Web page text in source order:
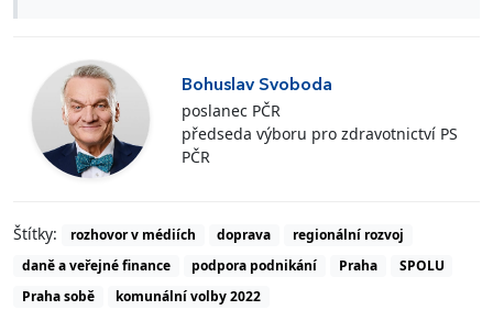
Bohuslav Svoboda
poslanec PČR
předseda výboru pro zdravotnictví PS
PČR
Štítky: rozhovor v médiích doprava
regionální rozvoj
daně a veřejné finance
podpora podnikání Praha
SPOLU
Praha sobě
komunální volby 2022